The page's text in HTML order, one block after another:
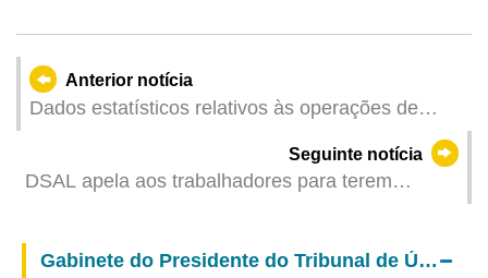
Anterior notícia
Dados estatísticos relativos às operações de
combate aos trabalhadores ilegais dos meses de
Seguinte notícia
DSAL apela aos trabalhadores para terem
Gabinete do Presidente do Tribunal de Última Instância